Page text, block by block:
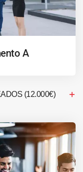
A
(12.000€)